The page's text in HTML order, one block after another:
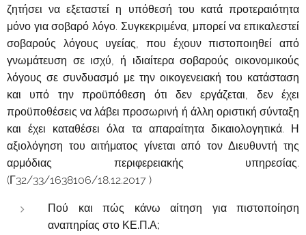
ζητήσει να εξεταστεί η υπόθεσή του κατά προτεραιότητα
μόνο για σοβαρό λόγο. Συγκεκριμένα, μπορεί να επικαλεστεί
σοβαρούς λόγους υγείας, που έχουν πιστοποιηθεί από
γνωμάτευση σε ισχύ, ή ιδιαίτερα σοβαρούς οικονομικούς
λόγους σε συνδυασμό με την οικογενειακή του κατάσταση
και υπό την προϋπόθεση ότι δεν εργάζεται, δεν έχει
προϋποθέσεις να λάβει προσωρινή ή άλλη οριστική σύνταξη
και έχει καταθέσει όλα τα απαραίτητα δικαιολογητικά. Η
αξιολόγηση του αιτήματος γίνεται από τον Διευθυντή της
αρμόδιας περιφερειακής υπηρεσίας.
(Γ32/33/1638106/18.12.2017 )
Πού και πώς κάνω αίτηση για πιστοποίηση
αναπηρίας στο ΚΕ.Π.Α;